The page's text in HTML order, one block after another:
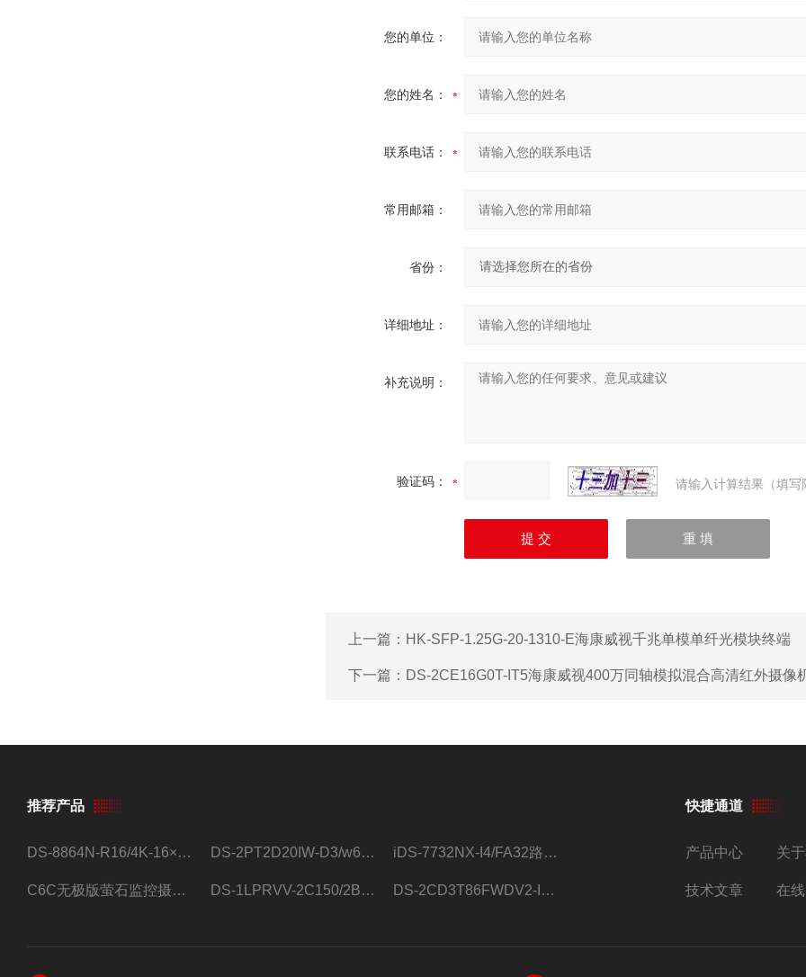
您的单位：
您的姓名：
联系电话：
常用邮箱：
省份：
详细地址：
补充说明：
验证码： 请输入计算结果（填
上一篇： HK-SFP-1.25G-20-1310-E海康威视千兆单模单纤光模块终端
下一篇： DS-2CE16G0T-IT5海康威视400万同轴模拟混合高清红外摄像
推荐产品
DS-8864N-R16/4K-16×4T/希捷16盘位录像机 DS-2PT2D20IW-D3/w64路高清硬盘录像机 iDS-7732NX-I4/FA32路监控硬盘录像机
C6C无极版萤石监控摄像头 DS-1LPRVV-2C150/2B监控室外夜视高清电源线护套线200米/卷 DS-2CD3T86FWDV2-I8S4g监控摄像头
快捷通道
产品中心 关
技术文章 在